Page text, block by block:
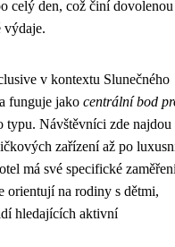
celý den, což činí dovolenou
výdaje.
v kontextu Slunečného
funguje jako centrální bod
typu. Návštěvníci zde najdou
zařízení až po
má své specifické
orientují na rodiny s dětmi,
hledajících aktivní